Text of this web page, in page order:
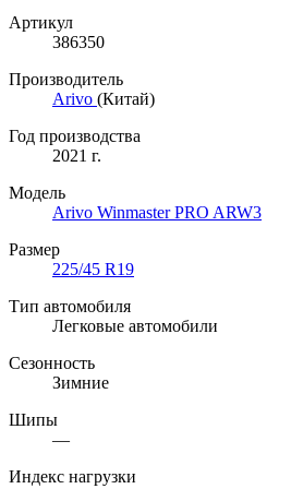
Артикул
386350
Производитель
Arivo (Китай)
Год производства
2021 г.
Модель
Arivo Winmaster PRO ARW3
Размер
225/45 R19
Тип автомобиля
Легковые автомобили
Сезонность
Зимние
Шипы
—
Индекс нагрузки